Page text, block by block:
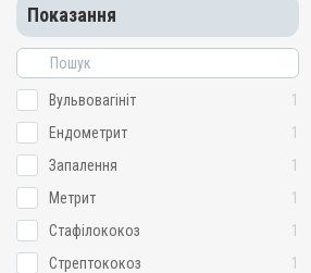
Показання
Вульвовагініт
1
Ендометрит
1
Запалення
1
Метрит
1
Стафiлококоз
1
Стрептококоз
1